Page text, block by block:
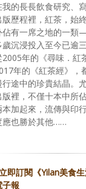
我的長長飲食研究、
版歷程裡，紅茶，始
佔有一席之地的一
歲沉浸投入至今已逾
2005年的《尋味．紅
年的《紅茶經》，
行途中的珍貴結晶。
版裡，不僅十本中所
本加起來，流傳與印
應也勝於其他……
即訂閱《Yilan美食生
子報